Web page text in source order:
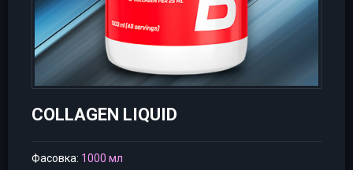
COLLAGEN LIQUID
Фасовка: 1000 мл